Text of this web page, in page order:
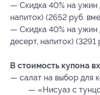
— Скидка 40% на ужин
напиток) (2652 руб.
— Скидка 40% на ужин
десерт, напиток)
В стоимость купона
— салат на выбор для
— «Нисуаз с